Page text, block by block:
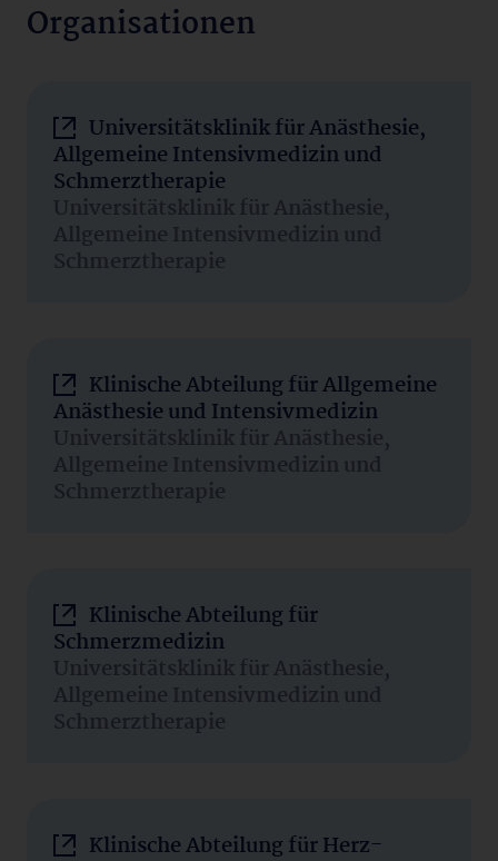
Organisationen
Universitätsklinik für Anästhesie,
Allgemeine Intensivmedizin und
Schmerztherapie
Universitätsklinik für Anästhesie,
Allgemeine Intensivmedizin und
Schmerztherapie
Klinische Abteilung für Allgemeine
Anästhesie und Intensivmedizin
Universitätsklinik für Anästhesie,
Allgemeine Intensivmedizin und
Schmerztherapie
Klinische Abteilung für
Schmerzmedizin
Universitätsklinik für Anästhesie,
Allgemeine Intensivmedizin und
Schmerztherapie
Klinische Abteilung für Herz-